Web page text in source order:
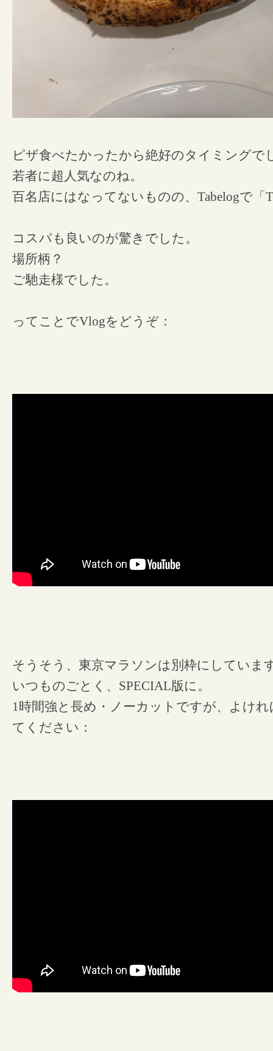
ピザ食べたかったから絶好のタイミングで
若者に超人気なのね。
百名店にはなってないものの、Tabelogで「
コスパも良いのが驚きでした。
場所柄？
ご馳走様でした。
ってことでVlogをどうぞ：
そうそう、東京マラソンは別枠にしていま
いつものごとく、SPECIAL版に。
1時間強と長め・ノーカットですが、よけ
てください：